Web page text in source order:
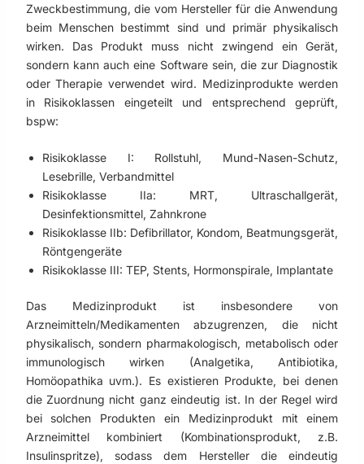
Zweckbestimmung, die vom Hersteller für die Anwendung
beim Menschen bestimmt sind und primär physikalisch
wirken. Das Produkt muss nicht zwingend ein Gerät,
sondern kann auch eine Software sein, die zur Diagnostik
oder Therapie verwendet wird. Medizinprodukte werden
in Risikoklassen eingeteilt und entsprechend geprüft,
bspw:
Risikoklasse I: Rollstuhl, Mund-Nasen-Schutz,
Lesebrille, Verbandmittel
Risikoklasse IIa: MRT, Ultraschallgerät,
Desinfektionsmittel, Zahnkrone
Risikoklasse IIb: Defibrillator, Kondom, Beatmungsgerät,
Röntgengeräte
Risikoklasse III: TEP, Stents, Hormonspirale, Implantate
Das Medizinprodukt ist insbesondere von
Arzneimitteln/Medikamenten abzugrenzen, die nicht
physikalisch, sondern pharmakologisch, metabolisch oder
immunologisch wirken (Analgetika, Antibiotika,
Homöopathika uvm.). Es existieren Produkte, bei denen
die Zuordnung nicht ganz eindeutig ist. In der Regel wird
bei solchen Produkten ein Medizinprodukt mit einem
Arzneimittel kombiniert (Kombinationsprodukt, z.B.
Insulinspritze), sodass dem Hersteller die eindeutig